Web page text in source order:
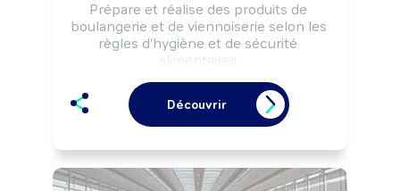
Prépare et réalise des produits de
boulangerie et de viennoiserie selon les
règles d'hygiène et de sécurité
alimentaires.
boulangerie, viennoiserie.
Peut gérer un commerce de détail
alimentaire (boulangerie, boulangerie-
Découvrir